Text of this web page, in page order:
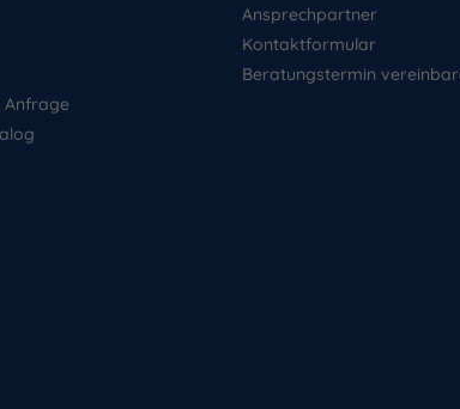
Anfrage
Ansprechpartner
Kontaktformular
Beratungstermin